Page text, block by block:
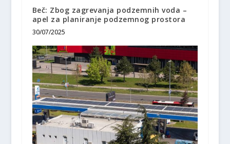
Beč: Zbog zagrevanja podzemnih voda –
apel za planiranje podzemnog prostora
30/07/2025